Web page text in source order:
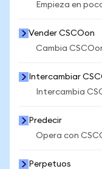
Empieza en
Vender CSCOon
Cambia
Intercambiar
Intercambia
Predecir
Opera con
Perpetuos